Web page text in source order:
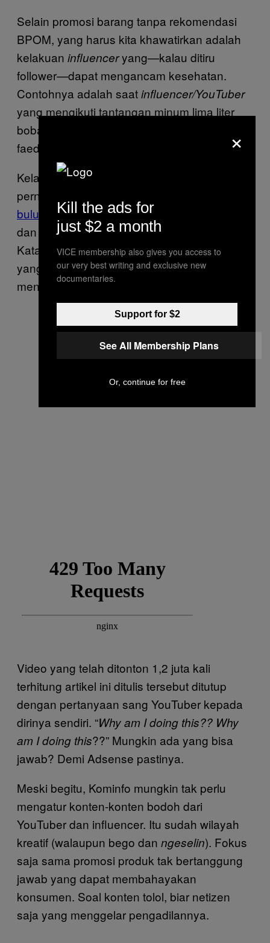
Selain promosi barang tanpa rekomendasi
BPOM, yang harus kita khawatirkan adalah
kelakuan influenceryang—kalau ditiru
follower—dapat mengancam kesehatan.
Contohnya adalah saatinfluencer/YouTuber
yang mengikuti tantangan minum lima liter
boba dalam 24 jam.
faedahnya enggak ada.
Kelakuan aneh-aneh demi konten lainnya
pernah dilakukan Ericko Lim yang
bulu kemaluannya sendiridi dalam roti lapis
dan merekamnya dalam bentuk
Katanya sih dalam rangka menepati nazar
yang sempat diutarakannya jika sudah
menembus 400 ribu
Video yang telah ditonton 1,2 juta kali
terhitung artikel ini ditulis tersebut ditutup
dengan pertanyaan sang YouTuber kepada
dirinya sendiri. “Why am I doing this?? Why
am I doing this??” Mungkin ada yang bisa
jawab? Demi Adsense pastinya.
Meski begitu, Kominfo mungkin tak perlu
mengatur konten-konten bodoh dari
YouTuber dan influencer. Itu sudah wilayah
kreatif (walaupun bego dan ngeselin). Fokus
saja sama promosi produk tak bertanggung
jawab yang dapat membahayakan
konsumen. Soal konten tolol, biar netizen
saja yang menggelar pengadilannya.
×
Kill the ads for
just $2 a month
VICE membership also gives you access to
our very best writing and exclusive new
documentaries.
Support for $2
See All Membership Plans
Or, continue for free